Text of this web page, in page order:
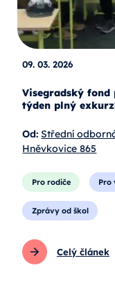
09. 03. 2026
Visegradský
týden plný
Od: Střední
Hněvkovice 865
Pro rodiče Pro
Zprávy od škol
Celý článek